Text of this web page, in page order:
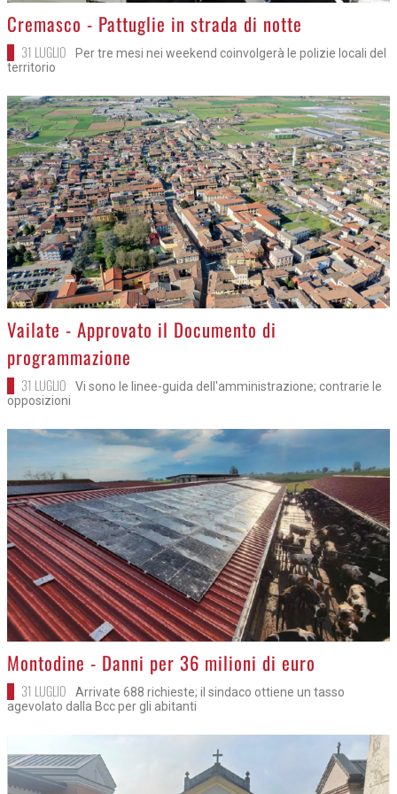
>
Cremasco - Pattuglie in strada di notte
31 LUGLIO
Per tre mesi nei weekend coinvolgerà le polizie locali del
territorio
>
Vailate - Approvato il Documento di
programmazione
31 LUGLIO
Vi sono le linee-guida dell'amministrazione; contrarie le
opposizioni
>Montodine - Danni per 36 milioni di euro
31 LUGLIO
Arrivate 688 richieste; il sindaco ottiene un tasso
agevolato dalla Bcc per gli abitanti